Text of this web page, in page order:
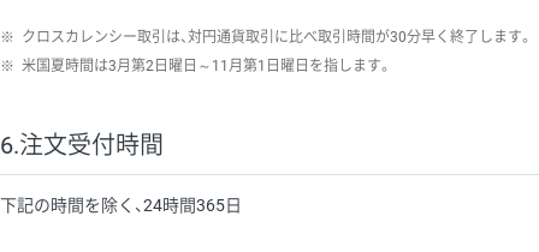
※ クロスカレンシー取引は、対円通貨取引に比べ取引時間が30分早く終了します。
※ 米国夏時間は3月第2日曜日～11月第1日曜日を指します。
6.注文受付時間
下記の時間を除く、24時間365日